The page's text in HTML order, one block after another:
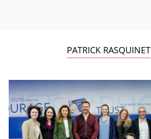
PATRICK RASQUINET